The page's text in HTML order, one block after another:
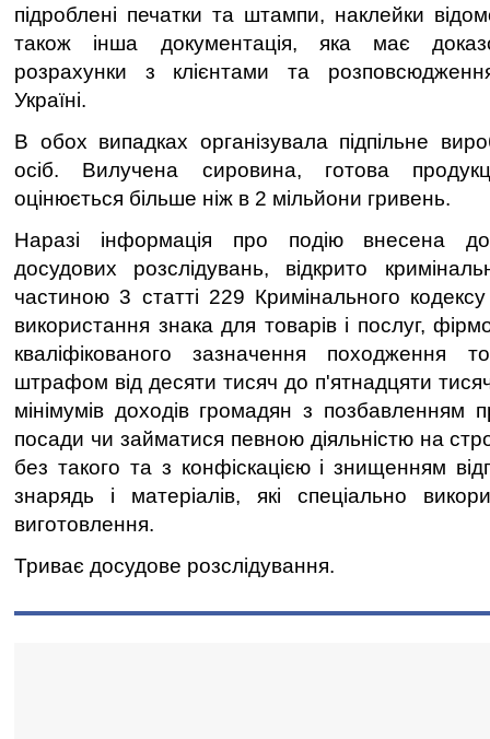
підроблені печатки та штампи, наклейки
також інша документація, яка має
розрахунки з клієнтами та
Україні.
В обох випадках організувала підпільне
осіб. Вилучена сировина, готова
оцінюється більше ніж в 2 мільйони гривень.
Наразі інформація про подію внесена
досудових розслідувань, відкрито
частиною 3 статті 229 Кримінального
використання знака для товарів і послуг,
кваліфікованого зазначення походження
штрафом від десяти тисяч до п'ятнадцяти
мінімумів доходів громадян з позбавленням
посади чи займатися певною діяльністю на
без такого та з конфіскацією і знищенням
знарядь і матеріалів, які спеціально
виготовлення.
Триває досудове розслідування.